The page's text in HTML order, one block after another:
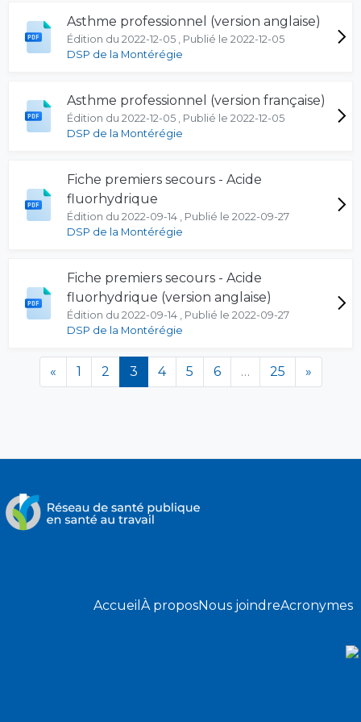
Asthme professionnel (version anglaise)
Édition du 2022-12-05 , Publié le 2022-12-05
DSP de la Montérégie
Asthme professionnel (version française)
Édition du 2022-12-05 , Publié le 2022-12-05
DSP de la Montérégie
Fiche premiers secours - Acide
fluorhydrique
Édition du 2022-09-14 , Publié le 2022-09-27
DSP de la Montérégie
Fiche premiers secours - Acide
fluorhydrique (version anglaise)
Édition du 2022-09-14 , Publié le 2022-09-27
DSP de la Montérégie
« 1 2 3(en cours)
4 5 6 … 25 »
Accueil À proposNous joindreAcronymes